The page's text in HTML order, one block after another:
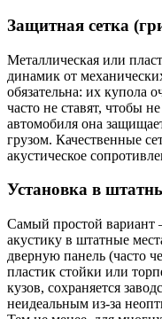
Защитная сетка
Металлическая или
динамик от
обязательна: их купола
часто не ставят, чтобы
автомобиля она
грузом. Качественные
акустическое
Установка в
Самый простой
акустику в штатные
дверную панель (часто
пластик стойки или
кузов, сохраняется
неидеальным из-за